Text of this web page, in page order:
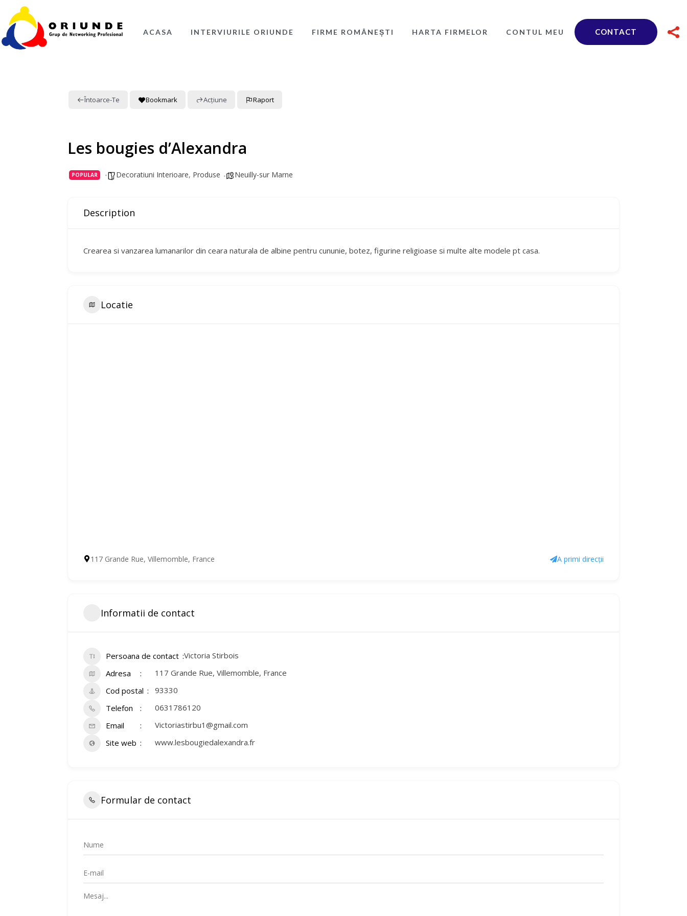
ACASA INTERVIURILE ORIUNDE FIRME ROMÂNEȘTI HARTA FIRMELOR CONTUL MEU CONTACT 
Întoarce-Te Bookmark Acțiune Raport
Les bougies d’Alexandra
POPULAR Decoratiuni Interioare, Produse Neuilly-sur Marne
Description
Crearea si vanzarea lumanarilor din ceara naturala de albine pentru cununie, botez, figurine religioase si multe alte modele pt casa.
Locatie
117 Grande Rue, Villemomble, France A primi direcții
Informatii de contact
Persoana de contact Victoria Stirbois
Adresa
117 Grande Rue, Villemomble, France
Cod postal
93330
Telefon
0631786120
Email
Victoriastirbu1@gmail.com
Site web
www.lesbougiedalexandra.fr
Formular de contact